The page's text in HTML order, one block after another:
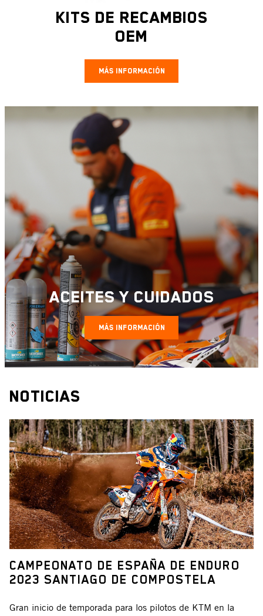
Kits de recambios
OEM
MÁS INFORMACIÓN
ACEITES Y CUIDADOS
MÁS INFORMACIÓN
Noticias
CAMPEONATO DE ESPAÑA DE ENDURO
2023 SANTIAGO DE COMPOSTELA
Gran inicio de temporada para los pilotos de KTM en la